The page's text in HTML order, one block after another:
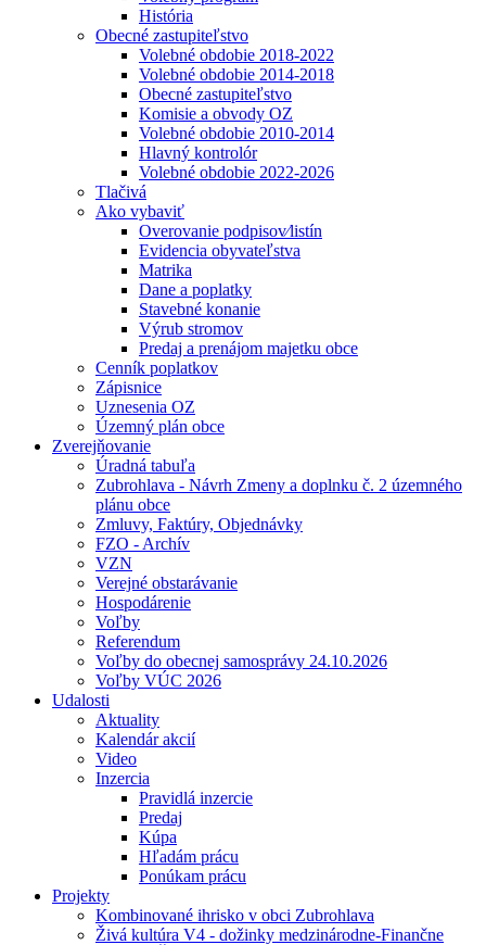
História
Obecné zastupiteľstvo
Volebné obdobie 2018-2022
Volebné obdobie 2014-2018
Obecné zastupiteľstvo
Komisie a obvody OZ
Volebné obdobie 2010-2014
Hlavný kontrolór
Volebné obdobie 2022-2026
Tlačivá
Ako vybaviť
Overovanie podpisov⁄listín
Evidencia obyvateľstva
Matrika
Dane a poplatky
Stavebné konanie
Výrub stromov
Predaj a prenájom majetku obce
Cenník poplatkov
Zápisnice
Uznesenia OZ
Územný plán obce
Zverejňovanie
Úradná tabuľa
Zubrohlava - Návrh Zmeny a doplnku č. 2 územného
plánu obce
Zmluvy, Faktúry, Objednávky
FZO - Archív
VZN
Verejné obstarávanie
Hospodárenie
Voľby
Referendum
Voľby do obecnej samosprávy 24.10.2026
Voľby VÚC 2026
Udalosti
Aktuality
Kalendár akcií
Video
Inzercia
Pravidlá inzercie
Predaj
Kúpa
Hľadám prácu
Ponúkam prácu
Projekty
Kombinované ihrisko v obci Zubrohlava
Živá kultúra V4 - dožinky medzinárodne-Finančne